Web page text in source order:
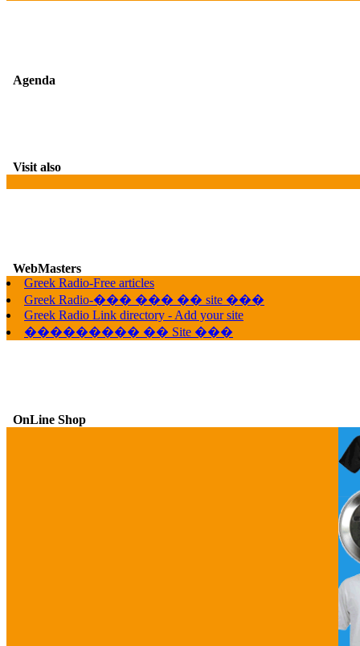
Agenda
Visit also
WebMasters
Greek Radio-Free articles
Greek Radio-��� ��� �� site ���
Greek Radio Link directory - Add your site
��������� �� Site ���
OnLine Shop